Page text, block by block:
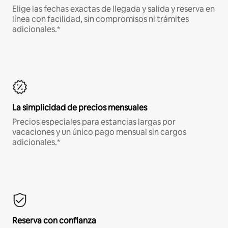
Elige las fechas exactas de llegada y salida y reserva en
línea con facilidad, sin compromisos ni trámites
adicionales.*
La simplicidad de precios mensuales
Precios especiales para estancias largas por
vacaciones y un único pago mensual sin cargos
adicionales.*
Reserva con confianza